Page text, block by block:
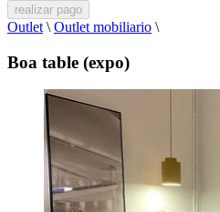
realizar pago
Outlet \ Outlet mobiliario \
Boa table (expo)